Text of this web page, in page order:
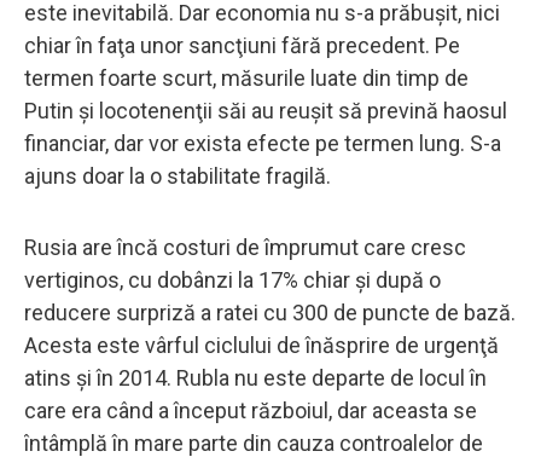
este inevitabilă. Dar economia nu s-a prăbuşit, nici
chiar în faţa unor sancţiuni fără precedent. Pe
termen foarte scurt, măsurile luate din timp de
Putin şi locotenenţii săi au reuşit să prevină haosul
financiar, dar vor exista efecte pe termen lung. S-a
ajuns doar la o stabilitate fragilă.
Rusia are încă costuri de împrumut care cresc
vertiginos, cu dobânzi la 17% chiar şi după o
reducere surpriză a ratei cu 300 de puncte de bază.
Acesta este vârful ciclului de înăsprire de urgenţă
atins şi în 2014. Rubla nu este departe de locul în
care era când a început războiul, dar aceasta se
întâmplă în mare parte din cauza controalelor de